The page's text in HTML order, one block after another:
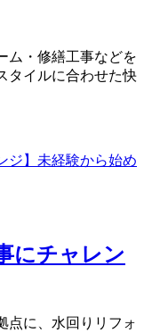
ム・修繕工事などを
タイルに合わせた快
にチャレン
点に、水回りリフォ